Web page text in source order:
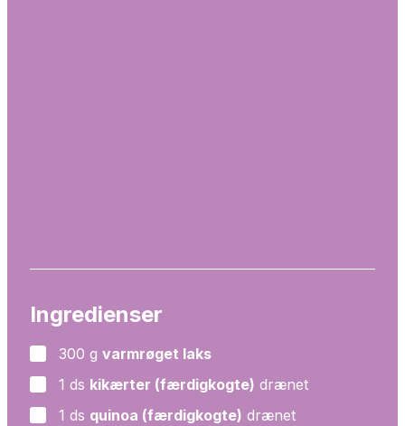
Ingredienser
▢
300 g varmrøget laks
▢
1 ds kikærter (færdigkogte) drænet
▢
1 ds quinoa (færdigkogte) drænet